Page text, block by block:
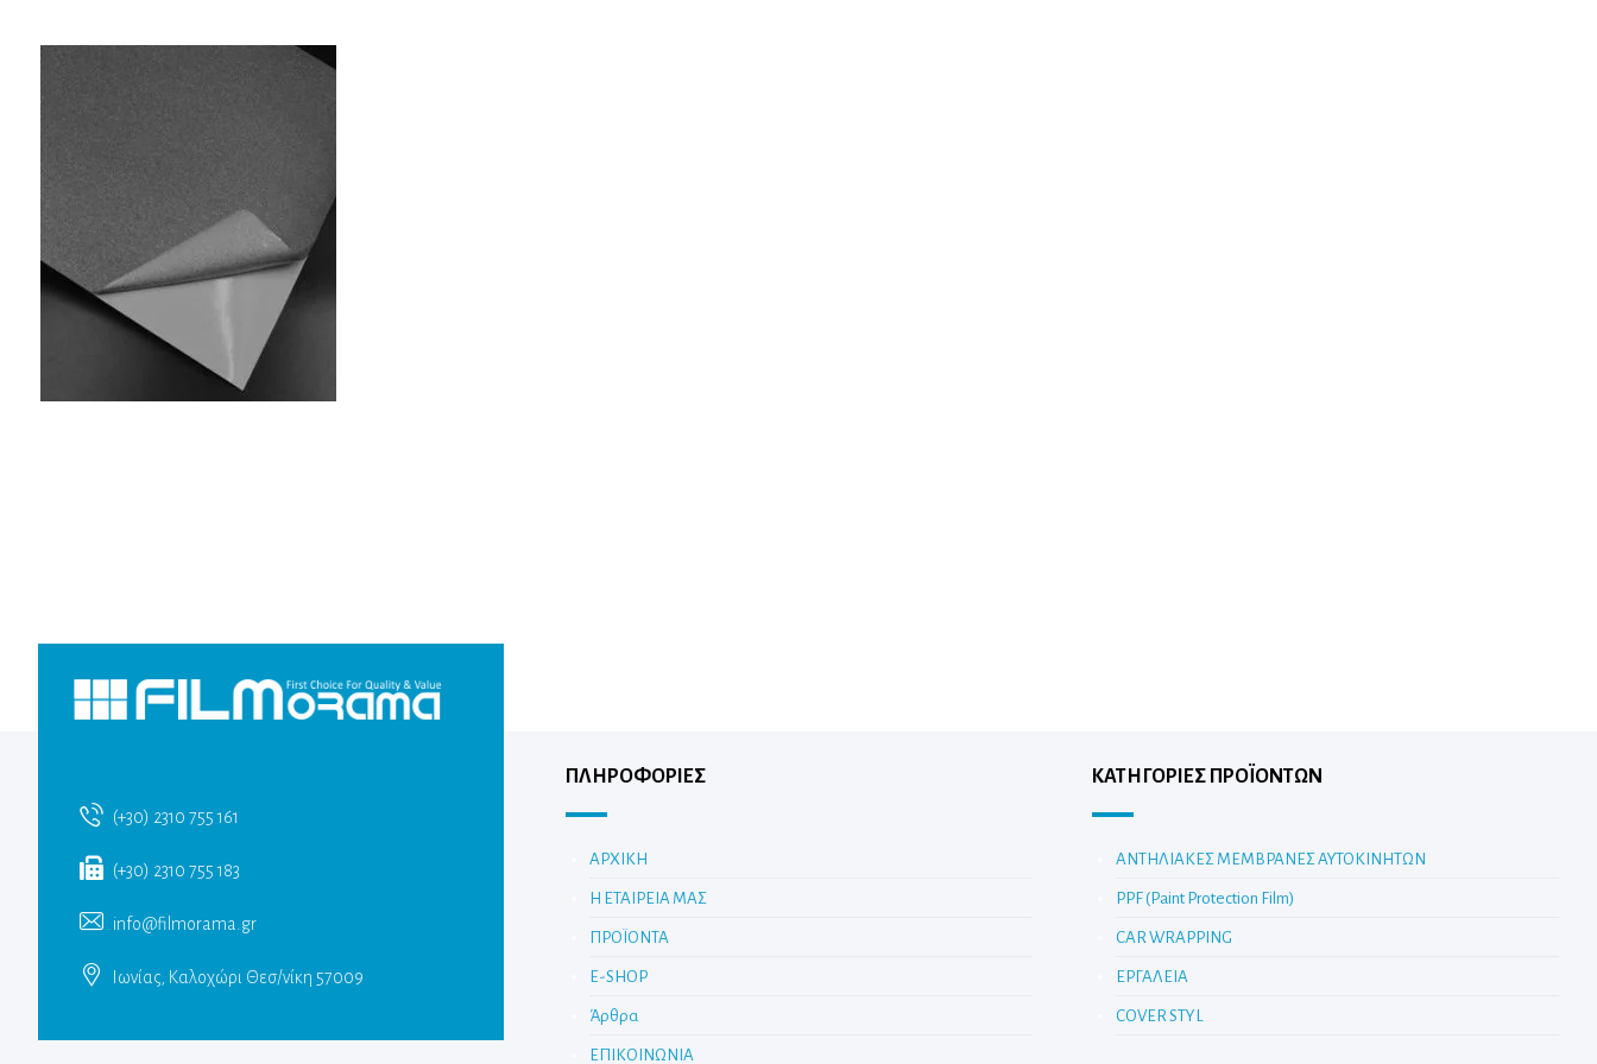
(+30) 2310 755 161
(+30) 2310 755 183
info@filmorama.gr
Ιωνίας, Καλοχώρι Θεσ/νίκη 57009
ΠΛΗΡΟΦΟΡΙΕΣ
ΑΡΧΙΚΗ
Η ΕΤΑΙΡΕΙΑ ΜΑΣ
ΠΡΟΪΟΝΤΑ
E-SHOP
Άρθρα
ΕΠΙΚΟΙΝΩΝΙΑ
ΚΑΤΗΓΟΡΊΕΣ ΠΡΟΪΌΝΤΩΝ
ΑΝΤΗΛΙΑΚΕΣ ΜΕΜΒΡΑΝΕΣ ΑΥΤΟΚΙΝΗΤΩΝ
PPF (Paint Protection Film)
CAR WRAPPING
ΕΡΓΑΛΕΙΑ
COVER STYL